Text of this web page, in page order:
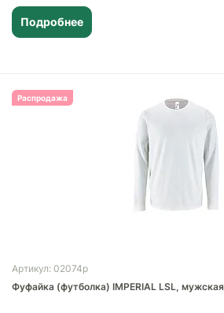
Подробнее
Распродажа
Артикул: 02074p
Фуфайка (футболка) IMPERIAL LSL, мужская